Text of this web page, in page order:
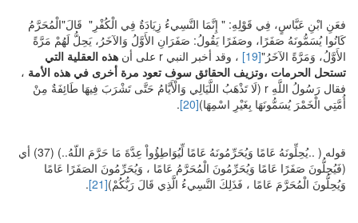
فعَنِ ابْنِ عَبَّاسٍ، فِي قَوْلِهِ: " إِنَّمَا النَّسِيءُ زِيَادَةٌ فِي الْكُفْرِ" قَالَ"الْمُحَرَّمُ
كَانُوا يُسَمُّونَهُ صَفَرًا، وصَفَرًا يَقُولُ: صَفَرَانِ الأَوَّلُ وَالآخَرُ، يَحِلُّ لَهُمْ مَرَّةً
الأَوَّلُ، وَمَرَّةً الآخَرُ"[19] ، وقد أخبر النبي r على أن
هذه العقلية التي
تستحل الحرمات ،وتزيف الحقائق سوف تعود مرة أخرى في هذه الأمة ،
فقال رَسُولُ اللَّهِ r (لَا تَذْهَبُ اللَّيَالِي وَالْأَيَّامُ حَتَّى تَشْرَبَ فِيهَا طَائِفَةٌ مِنْ
أُمَّتِي الْخَمْرَ يُسَمُّونَهَا بِغَيْرِ اسْمِهَا)[20]
.
قوله ( ..يُحِلِّونَهُ عَامًا وَيُحَرِّمُونَهُ عَامًا لِّيُوَاطِؤُواْ عِدَّةَ مَا حَرَّمَ اللّهُ..) (37) أي
(فَيُحِلُّونَ صَفَرًا عَامًا وَيُحَرِّمُونَ الْمُحَرَّمُ عَامًا ، وَيُحَرِّمُونَ الصَفَرًا عَامًا
وَيُحِلُّونَ الْمُحَرَّمَ عَامًا ، فَذَلِكَ النَّسِيءُ الَّذِي قَالَ رَبُّكُمْ)[21]
.